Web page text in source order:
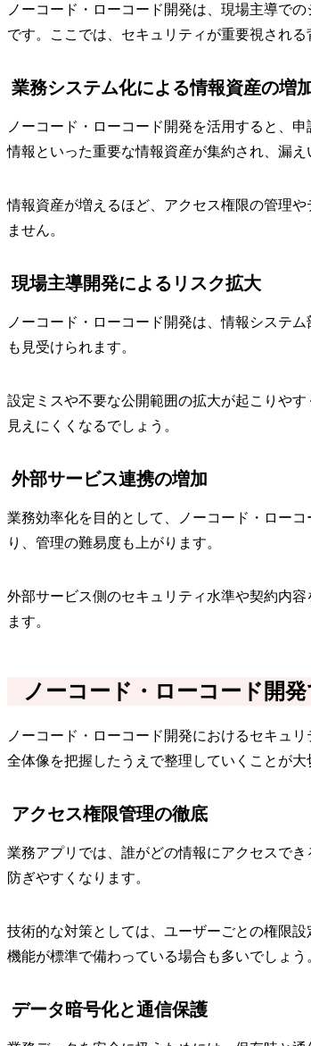
ノーコード・ローコード開発は、現場主導で
です。ここでは、セキュリティが重要視される
業務システム化による情報資産の増
ノーコード・ローコード開発を活用すると、
情報といった重要な情報資産が集約され、漏え
情報資産が増えるほど、アクセス権限の管理
ません。
現場主導開発によるリスク拡大
ノーコード・ローコード開発は、情報システ
も見受けられます。
設定ミスや不要な公開範囲の拡大が起こりや
見えにくくなるでしょう。
外部サービス連携の増加
業務効率化を目的として、ノーコード・ロー
り、管理の難易度も上がります。
外部サービス側のセキュリティ水準や契約内
ます。
ノーコード・ローコード開
ノーコード・ローコード開発におけるセキュ
全体像を把握したうえで整理していくことが大
アクセス権限管理の徹底
業務アプリでは、誰がどの情報にアクセスで
防ぎやすくなります。
技術的な対策としては、ユーザーごとの権限
機能が標準で備わっている場合も多いでしょう
データ暗号化と通信保護